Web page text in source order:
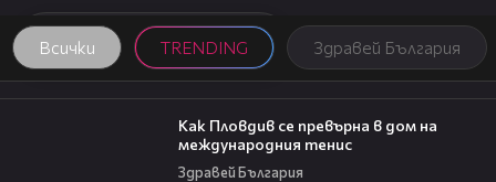
Всички TRENDING Здравей България
03:09
Как Пловдив се превърна в дом на
международния тенис
Здравей България